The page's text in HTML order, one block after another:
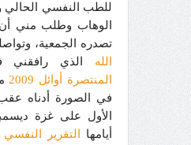
للطب النفسي الحالي
الوهاب وطلب مني
تصدره الجمعية،
الله الذي
المنتصرة أوائل 2009
في الصورة أدناه
أيامها
التقرير